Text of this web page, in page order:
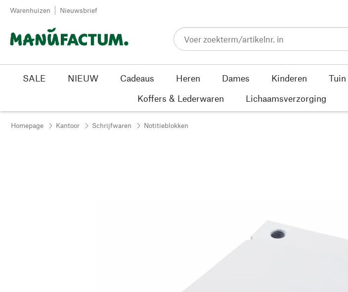
Passer au contenu
Warenhuizen Nieuwsbrief
SALE NIEUW Cadeaus Heren Dames Kinderen Tuin
Koffers & Lederwaren
Lichaamsverzorging
Homepage Kantoor Schrijfwaren Notitieblokken